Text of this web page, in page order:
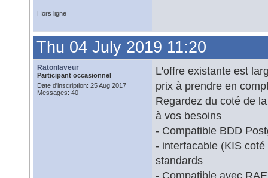
Hors ligne
Thu 04 July 2019 11:20
Ratonlaveur
Participant occasionnel
Date d'inscription: 25 Aug 2017
Messages: 40
L'offre existante est
prix à prendre en
Regardez du coté de
à vos besoins
- Compatible BDD
- interfacable (KIS
standards
- Compatible avec